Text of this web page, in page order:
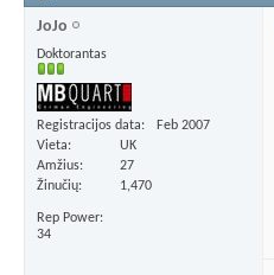
JoJo
Doktorantas
Registracijos data
Feb 2007
Vieta
UK
Amžius
27
Žinučių
1,470
Rep Power
34